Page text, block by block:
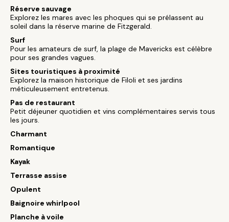
Réserve sauvage
Explorez les mares avec les phoques qui se prélassent au
soleil dans la réserve marine de Fitzgerald.
Surf
Pour les amateurs de surf, la plage de Mavericks est célèbre
pour ses grandes vagues.
Sites touristiques à proximité
Explorez la maison historique de Filoli et ses jardins
méticuleusement entretenus.
Pas de restaurant
Petit déjeuner quotidien et vins complémentaires servis tous
les jours.
Charmant
Romantique
Kayak
Terrasse assise
Opulent
Baignoire whirlpool
Planche à voile